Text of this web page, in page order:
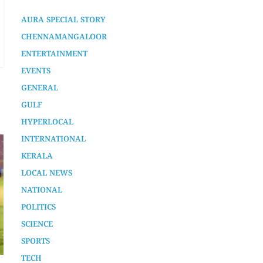
AURA SPECIAL STORY
CHENNAMANGALOOR
ENTERTAINMENT
EVENTS
GENERAL
GULF
HYPERLOCAL
INTERNATIONAL
KERALA
LOCAL NEWS
NATIONAL
POLITICS
SCIENCE